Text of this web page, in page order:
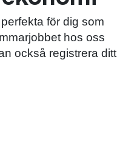
för dig som
hos oss
också registrera ditt